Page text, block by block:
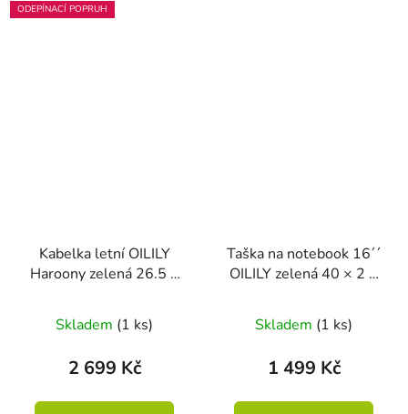
ODEPÍNACÍ POPRUH
Kabelka letní OILILY
Haroony zelená 26.5 ×
Skladem (1 ks)
2 699 Kč
Taška na notebook 16´´
OILILY zelená 40 × 2 ×
Skladem (1 ks)
1 499 Kč